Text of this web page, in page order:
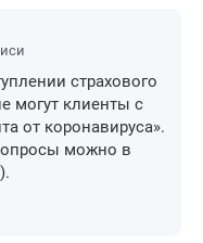
страхового
могут клиенты с
от коронавируса».
можно в